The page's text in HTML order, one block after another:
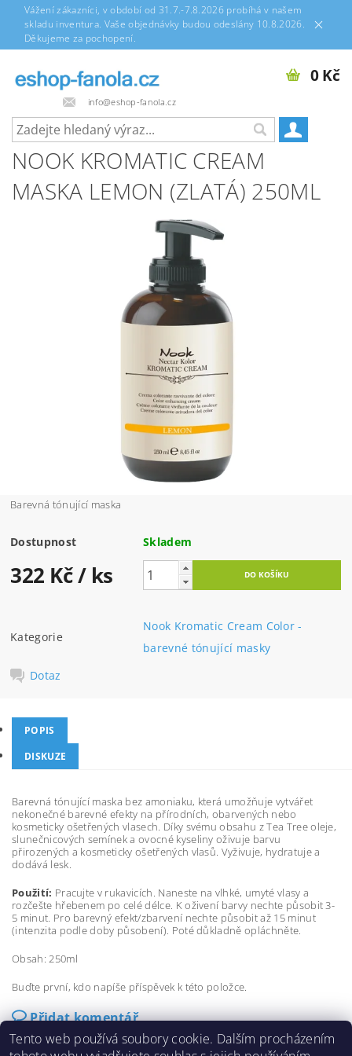
Vážení zákazníci, v období od 31.7.-7.8.2026 probíhá v našem
skladu inventura. Vaše objednávky budou odeslány 10.8.2026.
Děkujeme za pochopení.
info@eshop-fanola.cz
0 Kč
NOOK KROMATIC CREAM
MASKA LEMON (ZLATÁ) 250ML
Barevná tónující maska
Dostupnost Skladem
322 Kč/ ks
Kategorie
Nook Kromatic Cream Color -
barevné tónující masky
Dotaz
POPIS
DISKUZE
Barevná tónující maska bez amoniaku, která umožňuje vytvářet
nekonečné barevné efekty na přírodních, obarvených nebo
kosmeticky ošetřených vlasech. Díky svému obsahu z Tea Tree oleje,
slunečnicových semínek a ovocné kyseliny oživuje barvu
přirozených a kosmeticky ošetřených vlasů. Vyživuje, hydratuje a
dodává lesk.
Použití: Pracujte v rukavicích. Naneste na vlhké, umyté vlasy a
rozčešte hřebenem po celé délce. K oživení barvy nechte působit 3-
5 minut. Pro barevný efekt/zbarvení nechte působit až 15 minut
(intenzita podle doby působení). Poté důkladně opláchněte.
Obsah: 250ml
Buďte první, kdo napíše příspěvek k této položce.
Přidat komentář
Tento web používá soubory cookie. Dalším procházením